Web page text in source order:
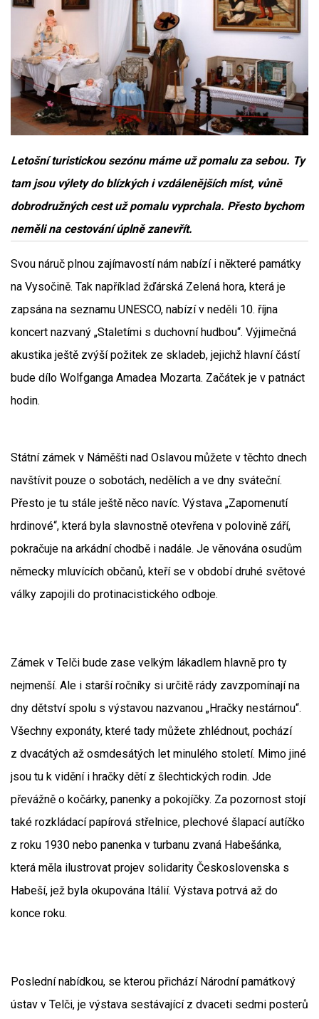
Letošní turistickou sezónu máme už pomalu za sebou. Ty
tam jsou výlety do blízkých i vzdálenějších míst, vůně
dobrodružných cest už pomalu vyprchala. Přesto bychom
neměli na cestování úplně zanevřít.
Svou náruč plnou zajímavostí nám nabízí i některé památky
na Vysočině. Tak například žďárská Zelená hora, která je
zapsána na seznamu UNESCO, nabízí v neděli 10. října
koncert nazvaný „Staletími s duchovní hudbou“. Výjimečná
akustika ještě zvýší požitek ze skladeb, jejichž hlavní částí
bude dílo Wolfganga Amadea Mozarta. Začátek je v patnáct
hodin.
Státní zámek v Náměšti nad Oslavou můžete v těchto dnech
navštívit pouze o sobotách, nedělích a ve dny sváteční.
Přesto je tu stále ještě něco navíc. Výstava „Zapomenutí
hrdinové“, která byla slavnostně otevřena v polovině září,
pokračuje na arkádní chodbě i nadále. Je věnována osudům
německy mluvících občanů, kteří se v období druhé světové
války zapojili do protinacistického odboje.
Zámek v Telči bude zase velkým lákadlem hlavně pro ty
nejmenší. Ale i starší ročníky si určitě rády zavzpomínají na
dny dětství spolu s výstavou nazvanou „Hračky nestárnou“.
Všechny exponáty, které tady můžete zhlédnout, pochází
z dvacátých až osmdesátých let minulého století. Mimo jiné
jsou tu k vidění i hračky dětí z šlechtických rodin. Jde
převážně o kočárky, panenky a pokojíčky. Za pozornost stojí
také rozkládací papírová střelnice, plechové šlapací autíčko
z roku 1930 nebo panenka v turbanu zvaná Habešánka,
která měla ilustrovat projev solidarity Československa s
Habeší, jež byla okupována Itálií. Výstava potrvá až do
konce roku.
Poslední nabídkou, se kterou přichází Národní památkový
ústav v Telči, je výstava sestávající z dvaceti sedmi posterů